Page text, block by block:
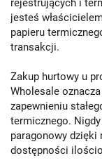
rejestrujących i
jesteś
papieru
transakcji.
Zakup hurtowy u
Wholesale
zapewnieniu
termicznego.
paragonowy dzięki
dostępności